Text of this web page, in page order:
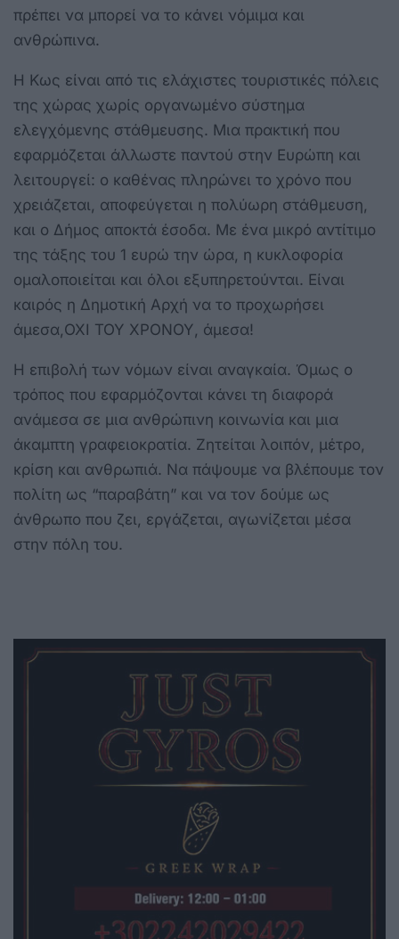
πρέπει να μπορεί να το κάνει νόμιμα και
ανθρώπινα.
Η Κως είναι από τις ελάχιστες τουριστικές πόλεις
της χώρας χωρίς οργανωμένο σύστημα
ελεγχόμενης στάθμευσης. Μια πρακτική που
εφαρμόζεται άλλωστε παντού στην Ευρώπη και
λειτουργεί: ο καθένας πληρώνει το χρόνο που
χρειάζεται, αποφεύγεται η πολύωρη στάθμευση,
και ο Δήμος αποκτά έσοδα. Με ένα μικρό αντίτιμο
της τάξης του 1 ευρώ την ώρα, η κυκλοφορία
ομαλοποιείται και όλοι εξυπηρετούνται. Είναι
καιρός η Δημοτική Αρχή να το προχωρήσει
άμεσα,ΟΧΙ ΤΟΥ ΧΡΟΝΟΥ, άμεσα!
Η επιβολή των νόμων είναι αναγκαία. Όμως ο
τρόπος που εφαρμόζονται κάνει τη διαφορά
ανάμεσα σε μια ανθρώπινη κοινωνία και μια
άκαμπτη γραφειοκρατία. Ζητείται λοιπόν, μέτρο,
κρίση και ανθρωπιά. Να πάψουμε να βλέπουμε τον
πολίτη ως “παραβάτη” και να τον δούμε ως
άνθρωπο που ζει, εργάζεται, αγωνίζεται μέσα
στην πόλη του.